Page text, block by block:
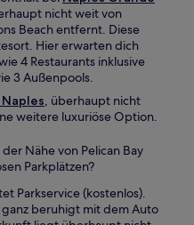
nicht weit von
Beach entfernt. Diese
Hier erwarten dich
4 Restaurants inklusive
3 Außenpools.
, überhaupt nicht
weitere luxuriöse Option.
Nähe von Pelican Bay
Parkplätzen?
Parkservice (kostenlos).
ganz beruhigt mit dem Auto